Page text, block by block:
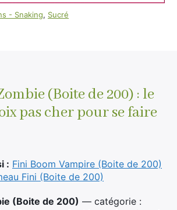
- Snaking, Sucré
(Boite de 200) : le
pas cher pour se faire
: Fini Boom Vampire (Boite de 200)
Fini (Boite de 200)
(Boite de 200) — catégorie :